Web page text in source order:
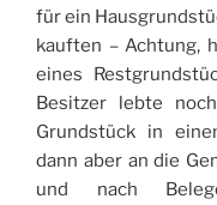
für ein
kauften – Achtung,
eines
Besitzer lebte
Grundstück in
dann aber an die
und nach